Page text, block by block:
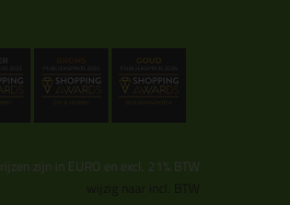
zijn in EURO en excl. 21% BTW